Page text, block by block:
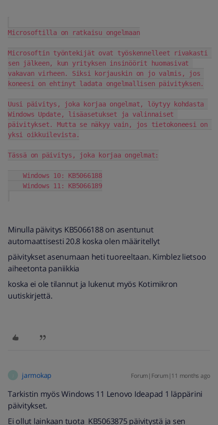
Microsoftilla on ratkaisu ongelmaan
Microsoftin työntekijät ovat työskennelleet rivakasti
sen jälkeen, kun yrityksen insinöörit huomasivat
vakavan virheen. Siksi korjauskin on jo valmis, jos
koneesi on ehtinyt ladata ongelmallisen päivityksen.
Uusi päivitys, joka korjaa ongelmat, löytyy kohdasta
Windows Update, lisäasetukset ja valinnaiset
päivitykset. Mutta se näkyy vain, jos tietokoneesi on
yksi oikkuilevista.
Tässä on päivitys, joka korjaa ongelmat:
    Windows 10: KB5066188
    Windows 11: KB5066189
Minulla päivitys KB5066188 on asentunut
automaattisesti 20.8 koska olen määritellyt
päivitykset asenumaan heti tuoreeltaan. Kimblez lietsoo
aiheetonta paniikkia
koska ei ole tilannut ja lukenut myös Kotimikron
uutiskirjettä.
jarmokap Forum|Forum|11 months ago
Tarkistin myös Windows 11 Lenovo Ideapad 1 läppärini
päivitykset.
Ei ollut lainkaan tuota KB5063875 päivitystä ja sen